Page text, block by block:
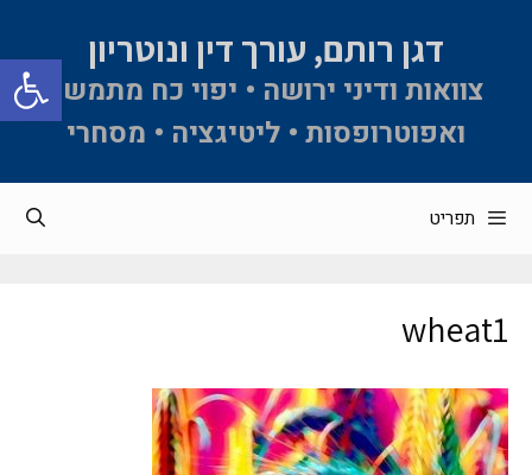
פתח דגן רותם, עורך דין ונוטריון
צוואות ודיני ירושה • יפוי כח מתמשך
ואפוטרופסות • ליטיגציה • מסחרי
תפריט
wheat1